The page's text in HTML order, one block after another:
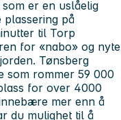
er en uslåelig
plassering på
til Torp
for «nabo» og nyte
Tønsberg
som rommer 59 000
for over 4000
mer enn å
du mulighet til å